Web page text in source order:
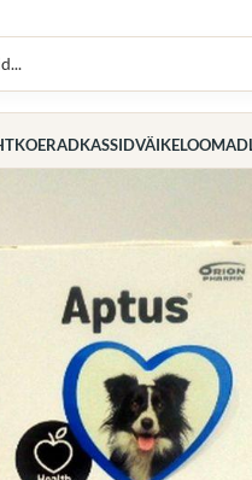
KOERADKASSIDVÄIKELOOMAD